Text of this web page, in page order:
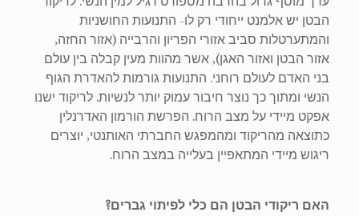
הבטן יש אלמנט ייחודי רק לו- התנועות החושניות
והמתערטלות סביב אזורי הפריון והרבייה (אזור החזה,
אזור הבטן ואזור האגן), אשר מהוות מעין קבלה בין עולם
בני האדם לעולם רוחני. התנועות גורמות להאדרת הגוף
הנשי ומתוך כך נוצר חיבור עמוק יותר לנשיות. לריקוד ישנו
אפקט מיידי על מצב הרוח. הפרשת הורמון האדרנלין
כתוצאה מהריקוד ומהמפגש החברתי האותנטי, יוצרים
ריגוש מיידי המתאפיין בעלייה במצב הרוח.
האם ריקודי הבטן הם כלי לפיתוי גברים?